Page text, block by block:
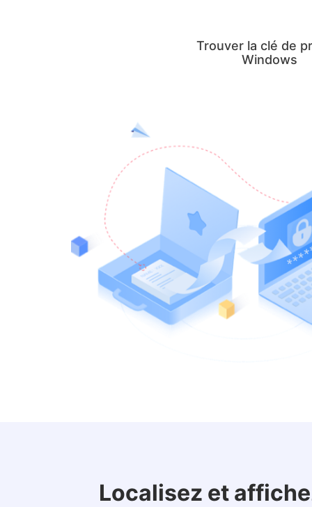
Trouver la clé de
Windows
Localisez et